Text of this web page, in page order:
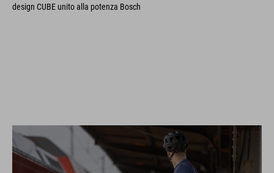
design CUBE unito alla potenza Bosch